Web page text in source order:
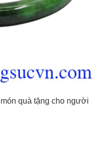
quà tặng cho người